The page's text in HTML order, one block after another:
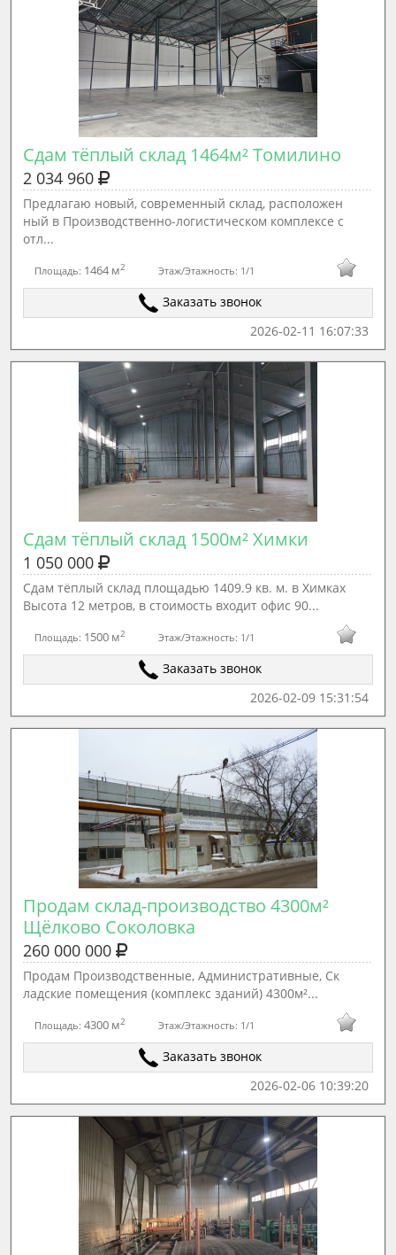
Сдам тёплый склад 1464м² Томилино
2 034 960
Предлагаю новый, современный склад, расположен
ный в Производственно-логистическом комплексе с
отл...
Площадь: 1464 м2 Этаж/Этажность: 1/1
Заказать звонок
2026-02-11 16:07:33
Сдам тёплый склад 1500м² Химки
1 050 000
Сдам тёплый склад площадью 1409.9 кв. м. в Химках
Высота 12 метров, в стоимость входит офис 90...
Площадь: 1500 м2 Этаж/Этажность: 1/1
Заказать звонок
2026-02-09 15:31:54
Продам склад-производство 4300м²
Щёлково Соколовка
260 000 000
Продам Производственные, Административные, Ск
ладские помещения (комплекс зданий) 4300м²...
Площадь:4300 м2 Этаж/Этажность: 1/1
Заказать звонок
2026-02-06 10:39:20